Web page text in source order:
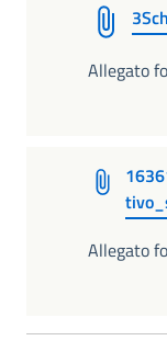
Allegato
Allegato